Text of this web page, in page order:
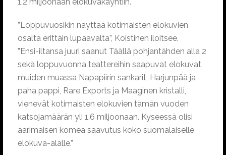
”Loppuvuosikin näyttää kotimaisten elokuvien
osalta erittäin lupaavalta”, Koistinen iloitsee.
”Ensi-iltansa juuri saanut Täällä pohjantähden alla 2
sekä loppuvuonna teattereihin saapuvat elokuvat,
muiden muassa Napapiirin sankarit, Harjunpää ja
paha pappi, Rare Exports ja Maaginen kristalli,
vienevät kotimaisten elokuvien tämän vuoden
katsojamäärän yli 1,6 miljoonaan. Kyseessä olisi
äärimäisen komea saavutus koko suomalaiselle
elokuva-alalle.”